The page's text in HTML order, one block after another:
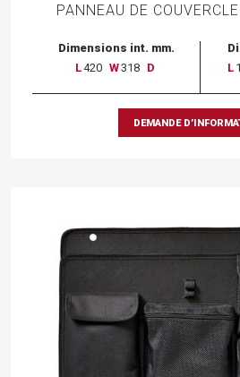
PANNEAU DE
Dimensions int. mm.
L420 W318 D
L
DEMANDE